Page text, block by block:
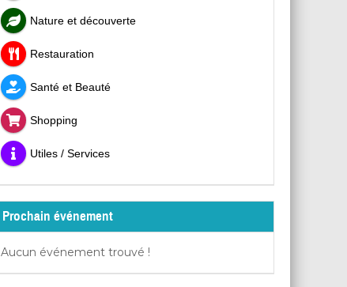
Nature et découverte
Restauration
Santé et Beauté
Shopping
Utiles / Services
Prochain événement
Aucun événement trouvé !